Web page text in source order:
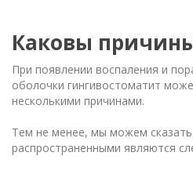
Каковы
При появлении воспаления и
оболочки гингивостоматит
несколькими причинами.
Тем не менее, мы можем
распространенными являются